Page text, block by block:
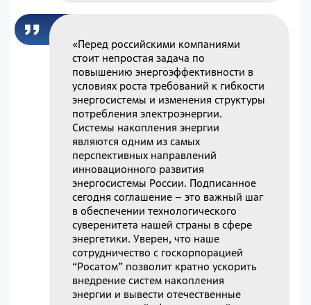
«Перед российскими компаниями
стоит непростая задача по
повышению энергоэффективности в
условиях роста требований к гибкости
энергосистемы и изменения структуры
потребления электроэнергии.
Системы накопления энергии
являются одним из самых
перспективных направлений
инновационного развития
энергосистемы России. Подписанное
сегодня соглашение – это важный шаг
в обеспечении технологического
суверенитета нашей страны в сфере
энергетики. Уверен, что наше
сотрудничество с госкорпорацией
“Росатом” позволит кратно ускорить
внедрение систем накопления
энергии и вывести отечественные